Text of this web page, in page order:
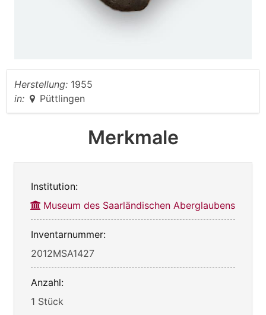
Herstellung: 1955
in:
Püttlingen
Merkmale
Institution:
Museum des Saarländischen Aberglaubens
Inventarnummer:
2012MSA1427
Anzahl:
1 Stück